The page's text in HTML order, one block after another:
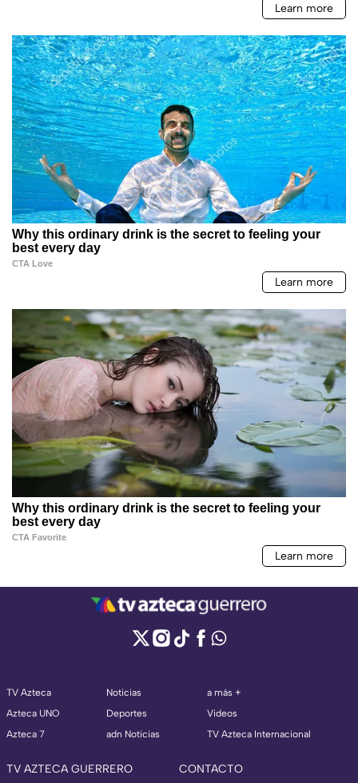
TV Azteca
Azteca UNO
Azteca 7
Noticias
Deportes
adn Noticias
a más +
Videos
TV Azteca Internacional
TV AZTECA GUERRERO CONTACTO